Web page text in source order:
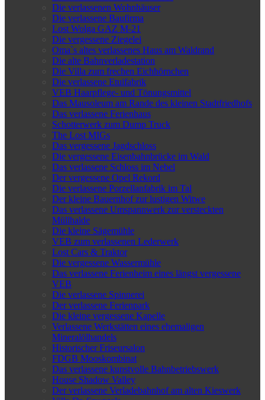
Die verlassenen Wohnhäuser
Die verlassene Baufirma
Lost Wolga GAZ M-21
Die vergessene Ziegelei
Oma`s altes verlassenes Haus am Waldrand
Die alte Bahnverladestation
Die Villa zum frechen Eichhörnchen
Die verlassene Etuifabrik
VEB Haarpflege- und Tönungsmittel
Das Mausoleum am Rande des kleinen Stadtfriedhofs
Das verlassene Ferienhaus
Schotterwerk zum Dump Truck
The Lost MIGs
Das vergessene Jagdschloss
Die vergessene Eisenbahnbrücke im Wald
Das verlassene Schloss im Nebel
Der vergessene Opel Rekord
Die verlassene Porzellanfabrik im Tal
Der kleine Bauernhof zur lustigen Witwe
Das verlassene Umspannwerk zur versteckten
Müllhalde
Die kleine Sägemühle
VEB zum verlassenen Lederwerk
Lost Cars & Traktor
Die vergessene Wassermühle
Das verlassene Ferienheim eines längst vergessene
VEB
Die verlassene Spinnerei
Der verlassene Ferienpark
Die kleine vergessene Kapelle
Verlassene Werkstätten eines ehemaligen
Mineralölhandels
Historischer Friseursalon
FDGB Mooskombinat
Das verlassene kunstvolle Bahnbetriebswerk
House Shadow Valley
Der verlassene Verladebahnhof am alten Kieswerk